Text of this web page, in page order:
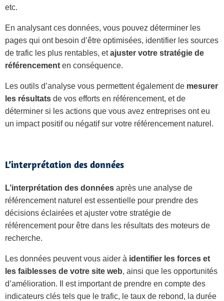
etc.
En analysant ces données, vous pouvez déterminer les
pages qui ont besoin d’être optimisées, identifier les sources
de trafic les plus rentables, etajuster votre stratégie de
référencement en conséquence.
Les outils d’analyse vous permettent également de mesurer
les résultats de vos efforts en référencement, et de
déterminer si les actions que vous avez entreprises ont eu
un impact positif ou négatif sur votre référencement naturel.
L’interprétation des données
L’interprétation des données après une analyse de
référencement naturel est essentielle pour prendre des
décisions éclairées et ajuster votre stratégie de
référencement pour être dans les résultats des moteurs de
recherche.
Les données peuvent vous aider à identifier les forces et
les faiblesses de votre site web, ainsi que les opportunités
d’amélioration. Il est important de prendre en compte des
indicateurs clés tels que le trafic, le taux de rebond, la durée